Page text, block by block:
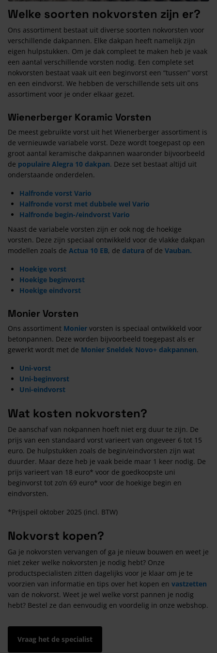
Welke soorten nokvorsten zijn er?
Ons assortiment bestaat uit diverse soorten nokvorsten voor
verschillende dakpannen. Elke dakpan heeft namelijk zijn
eigen hulpstukken. Om je dak compleet te maken heb je vaak
een aantal verschillende vorsten nodig. Een complete set
nokvorsten bestaat vaak uit een beginvorst een “tussen” vorst
en een eindvorst. We hebben de verschillende sets uit ons
assortiment voor je onder elkaar gezet.
Wienerberger Koramic Vorsten
De meest gebruikte vorst uit het Wienerberger assortiment is
de vernieuwde variabele vorst. Deze wordt toegepast op een
groot aantal keramische dakpannen waaronder bijvoorbeeld
de populaire Alegra 10 dakpan. Deze set bestaat altijd uit
onderstaande onderdelen.
Halfronde vorst Vario
Halfronde vorst met dubbele wel Vario
Halfronde begin-/eindvorst Vario
Naast de variabele vorsten zijn er ook nog de hoekige
vorsten. Deze zijn speciaal ontwikkeld voor de vlakke dakpan
modellen zoals de Actua 10 EB, de datura of de Vauban.
Hoekige vorst
Hoekige beginvorst
Hoekige eindvorst
Monier Vorsten
Ons assortiment Monier vorsten is speciaal ontwikkeld voor
betonpannen. Deze worden bijvoorbeeld toegepast als er
gewerkt wordt met de Monier Sneldek Novo+ dakpannen.
Uni-vorst
Uni-beginvorst
Uni-eindvorst
Wat kosten nokvorsten?
De aanschaf van nokpannen hoeft niet erg duur te zijn. De
prijs van een standaard vorst varieert van ongeveer 6 tot 15
euro. De hulpstukken zoals de begin/eindvorsten zijn wat
duurder. Maar deze heb je vaak beide maar 1 keer nodig. De
prijs varieert van 18 euro* voor de goedkoopste uni
beginvorst tot zo’n 69 euro* voor de hoekige begin en
eindvorsten.
*Prijspeil oktober 2025 (incl. BTW)
Nokvorst kopen?
Ga je nokvorsten vervangen of ga je nieuw bouwen en weet je
niet zeker welke nokvorsten je nodig hebt? Onze
productspecialisten zitten dagelijks voor je klaar om je te
voorzien van informatie en tips over het kopen en vastzetten
van de nokvorst. Weet je wel welke vorst pannen je nodig
hebt? Bestel ze dan eenvoudig en voordelig in onze webshop.
Vraag het de specialist